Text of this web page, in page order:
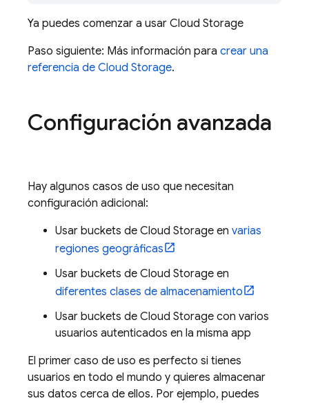
Ya puedes comenzar a usar Cloud Storage
Paso siguiente: Más información para crear una
referencia de Cloud Storage.
Configuración avanzada
Hay algunos casos de uso que necesitan
configuración adicional:
Usar buckets de Cloud Storage en varias
regiones geográficas
Usar buckets de Cloud Storage en
diferentes clases de almacenamiento
Usar buckets de Cloud Storage con varios
usuarios autenticados en la misma app
El primer caso de uso es perfecto si tienes
usuarios en todo el mundo y quieres almacenar
sus datos cerca de ellos. Por ejemplo, puedes